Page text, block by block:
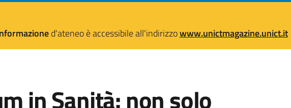
d'ateneo è accessibile all'indirizzowww.unictmagazine.unict.it
in Sanità: non solo